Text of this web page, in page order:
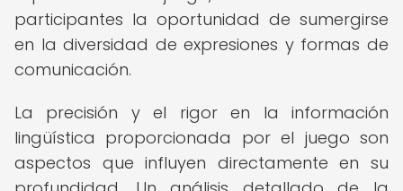
participantes la oportunidad de sumergirse
en la diversidad de expresiones y formas de
comunicación.
La precisión y el rigor en la información
lingüística proporcionada por el juego son
aspectos que influyen directamente en su